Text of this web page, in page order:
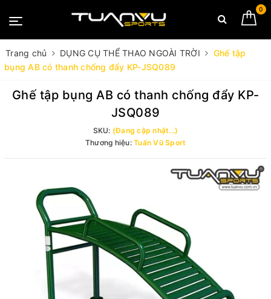
0
Trang chủ DỤNG CỤ THỂ THAO NGOÀI TRỜI
Ghế tập
bụng AB có thanh chống đẩy KP-JSQ089
Ghế tập bụng AB có thanh chống đẩy KP-
JSQ089
SKU: (Đang cập nhật...)
Thương hiệu: Tuấn Vũ Sport